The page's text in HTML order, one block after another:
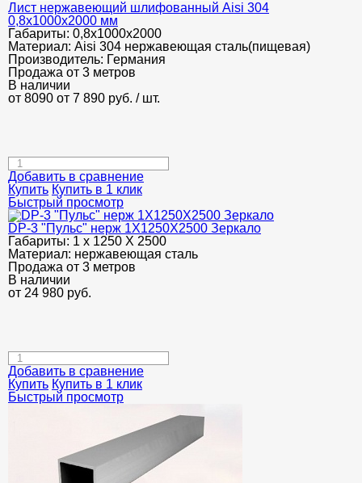
Лист нержавеющий шлифованный Aisi 304
0,8х1000х2000 мм
Габариты: 0,8х1000х2000
Материал: Aisi 304 нержавеющая сталь(пищевая)
Производитель: Германия
Продажа от 3 метров
В наличии
от 8090 от 7 890 руб. / шт.
Добавить в сравнение
Купить Купить в 1 клик
Быстрый просмотр
DP-3 "Пульс" нерж 1Х1250Х2500 Зеркало
Габариты: 1 х 1250 Х 2500
Материал: нержавеющая сталь
Продажа от 3 метров
В наличии
от 24 980 руб.
Добавить в сравнение
Купить Купить в 1 клик
Быстрый просмотр